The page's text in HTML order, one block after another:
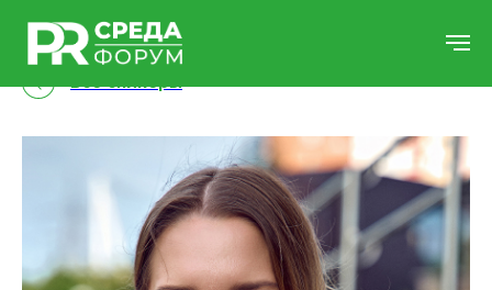
Все спикеры